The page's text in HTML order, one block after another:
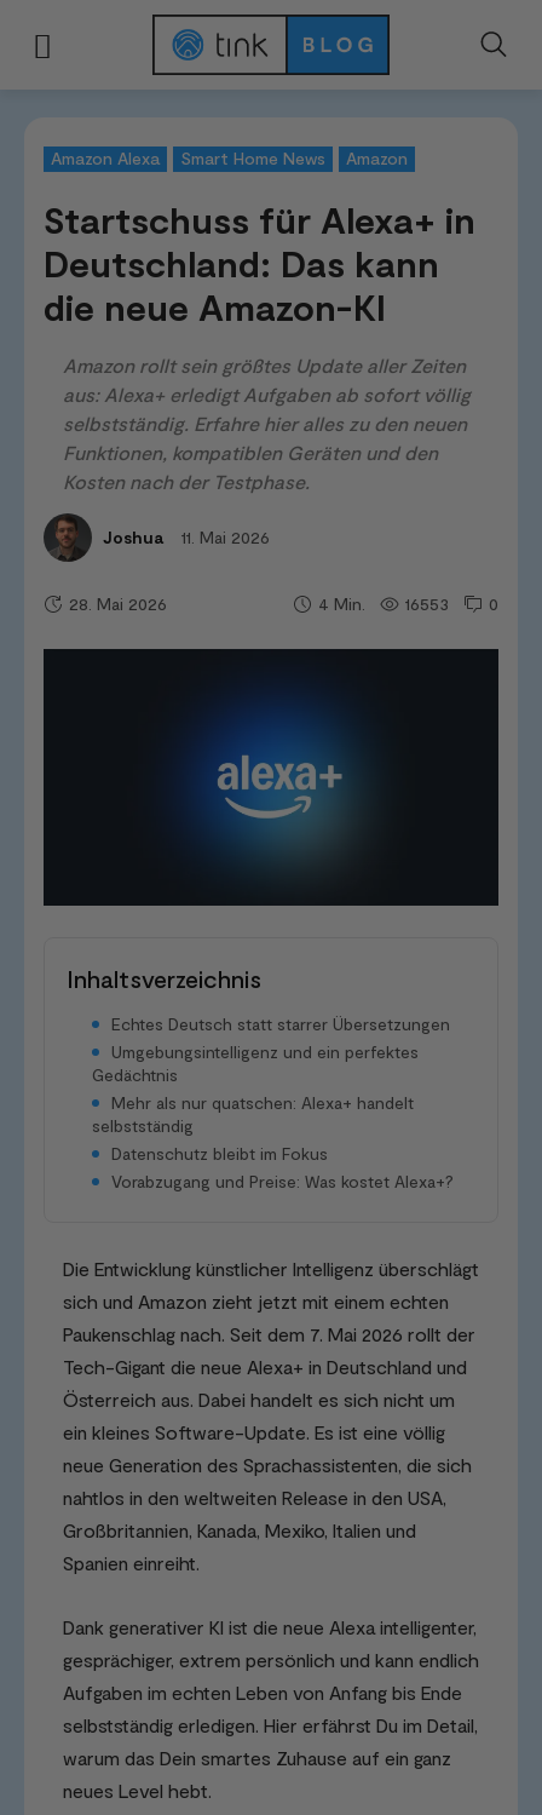
Amazon Alexa Smart Home News Amazon
Startschuss für Alexa+ in
Deutschland: Das kann
die neue Amazon-KI
Amazon rollt sein größtes Update aller Zeiten
aus: Alexa+ erledigt Aufgaben ab sofort völlig
selbstständig. Erfahre hier alles zu den neuen
Funktionen, kompatiblen Geräten und den
Kosten nach der Testphase.
Joshua 11. Mai 2026
0
16553
4 Min.
28. Mai 2026
Inhaltsverzeichnis
Echtes Deutsch statt starrer Übersetzungen
Umgebungsintelligenz und ein perfektes
Gedächtnis
Mehr als nur quatschen: Alexa+ handelt
selbstständig
Datenschutz bleibt im Fokus
Vorabzugang und Preise: Was kostet Alexa+?
Die Entwicklung künstlicher Intelligenz überschlägt
sich und Amazon zieht jetzt mit einem echten
Paukenschlag nach. Seit dem 7. Mai 2026 rollt der
Tech-Gigant die neue Alexa+ in Deutschland und
Österreich aus. Dabei handelt es sich nicht um
ein kleines Software-Update. Es ist eine völlig
neue Generation des Sprachassistenten, die sich
nahtlos in den weltweiten Release in den USA,
Großbritannien, Kanada, Mexiko, Italien und
Spanien einreiht.
Dank generativer KI ist die neue Alexa intelligenter,
gesprächiger, extrem persönlich und kann endlich
Aufgaben im echten Leben von Anfang bis Ende
selbstständig erledigen. Hier erfährst Du im Detail,
warum das Dein smartes Zuhause auf ein ganz
neues Level hebt.